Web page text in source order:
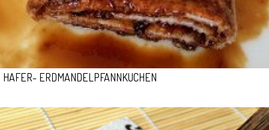
HAFER- ERDMANDELPFANNKUCHEN